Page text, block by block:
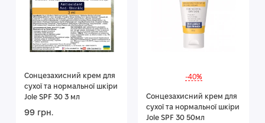
Сонцезахисний крем для
сухої та нормальної шкіри
Jole SPF 30 3 мл
99 грн.
-40%
Сонцезахисний крем для
сухої та нормальної шкіри
Jole SPF 30 50мл